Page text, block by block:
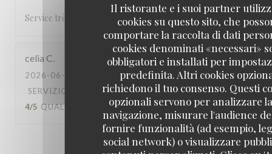
Il ristorante e i suoi partner
cookies su questo sito, che
comportare la raccolta di dati
cookies denominati «necessari»
obbligatori e installati per
predefinita. Altri cookies
richiedono il tuo consenso. Questi
opzionali servono per analizzare
navigazione, misurare l'audience
fornire funzionalità (ad esempio,
social network) o visualizzare
Service très accueillant et rapide
celia C
2026-06-27
- 20:30 - OSPITI 5
SERVIZIO
ATMOSFERA: 4/5 CUCINA:
4/5 QUALITÀ / PREZZO: 4/5
1 2 3